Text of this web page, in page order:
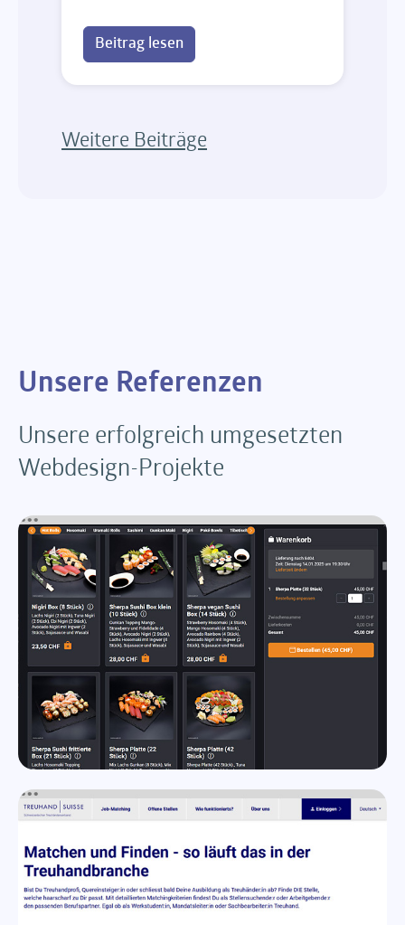
Beitrag lesen
Weitere Beiträge
Unsere Referenzen
Unsere erfolgreich umgesetzten
Webdesign-Projekte